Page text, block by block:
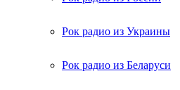
Рок радио из Украины
Рок радио из Беларуси